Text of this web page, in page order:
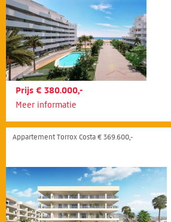
Prijs € 380.000,-
Meer informatie
Appartement Torrox Costa € 369.600,-